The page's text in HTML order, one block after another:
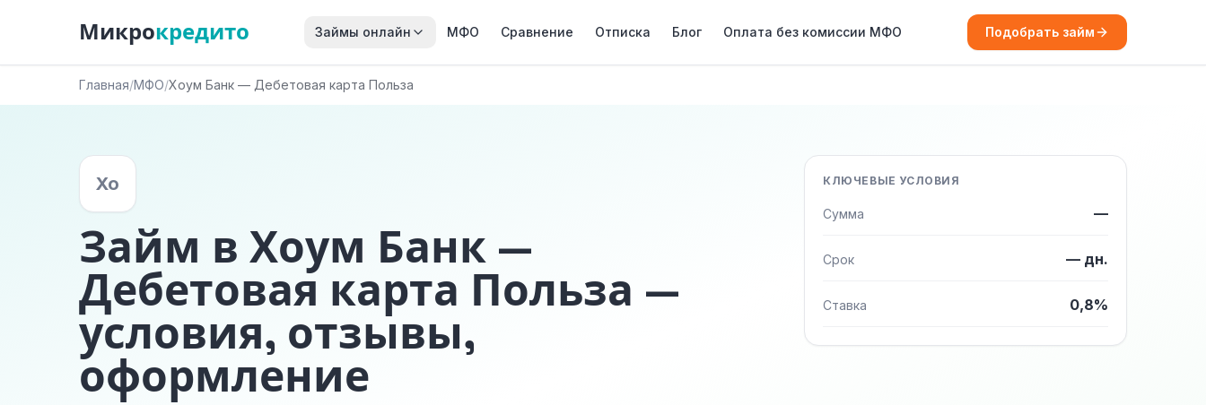
Микрокредито Займы онлайн МФО Сравнение Отписка Блог Оплата без комиссии МФО Подобрать займ
Главная/МФО/Хоум Банк — Дебетовая карта Польза
Хо
Займ в Хоум Банк —
Дебетовая карта Польза —
условия, отзывы,
оформление
КЛЮЧЕВЫЕ УСЛОВИЯ
Сумма —
Срок — дн.
Ставка 0,8%